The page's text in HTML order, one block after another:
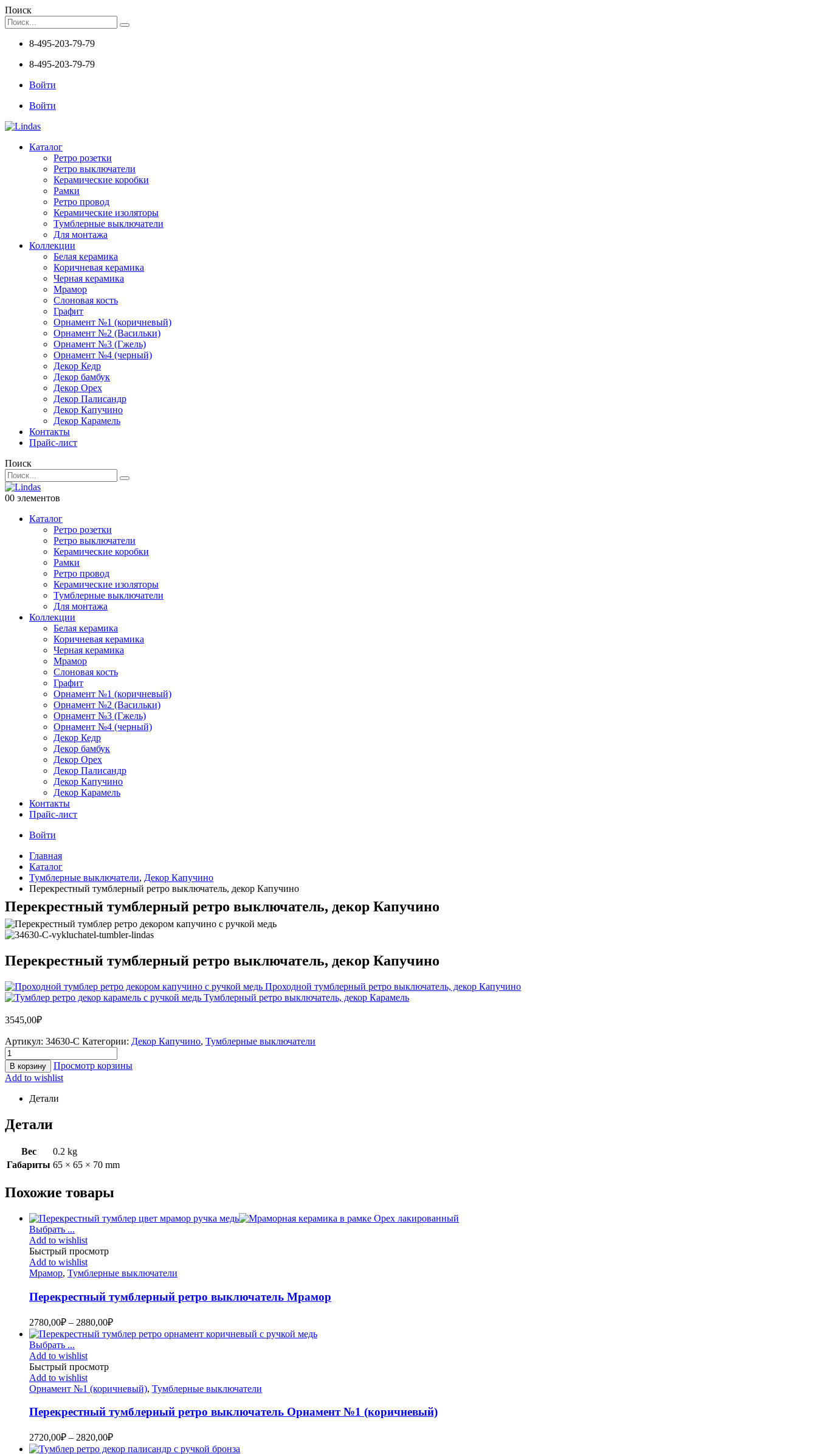
Поиск
8-495-203-79-79
8-495-203-79-79
Войти
Войти
Каталог
Ретро розетки
Ретро выключатели
Керамические коробки
Рамки
Ретро провод
Керамические изоляторы
Тумблерные выключатели
Для монтажа
Коллекции
Белая керамика
Коричневая керамика
Черная керамика
Мрамор
Слоновая кость
Графит
Орнамент №1 (коричневый)
Орнамент №2 (Васильки)
Орнамент №3 (Гжель)
Орнамент №4 (черный)
Декор Кедр
Декор бамбук
Декор Орех
Декор Палисандр
Декор Капучино
Декор Карамель
Контакты
Прайс-лист
Поиск
00 элементов
Каталог
Ретро розетки
Ретро выключатели
Керамические коробки
Рамки
Ретро провод
Керамические изоляторы
Тумблерные выключатели
Для монтажа
Коллекции
Белая керамика
Коричневая керамика
Черная керамика
Мрамор
Слоновая кость
Графит
Орнамент №1 (коричневый)
Орнамент №2 (Васильки)
Орнамент №3 (Гжель)
Орнамент №4 (черный)
Декор Кедр
Декор бамбук
Декор Орех
Декор Палисандр
Декор Капучино
Декор Карамель
Контакты
Прайс-лист
Войти
Главная
Каталог
Тумблерные выключатели, Декор Капучино
Перекрестный тумблерный ретро выключатель, декор Капучино
Перекрестный тумблерный ретро выключатель, декор Капучино
Перекрестный тумблерный ретро выключатель, декор Капучино
Проходной тумблерный ретро выключатель, декор Капучино
Тумблерный ретро выключатель, декор Карамель
3545,00₽
Артикул: 34630-C Категории: Декор Капучино, Тумблерные выключатели
В корзину
Просмотр корзины
Add to wishlist
Детали
Детали
Вес
0.2 kg
Габариты 65 × 65 × 70 mm
Похожие товары
Выбрать ...
Add to wishlist
Быстрый просмотр
Add to wishlist
Мрамор, Тумблерные выключатели
Перекрестный тумблерный ретро выключатель Мрамор
2780,00₽ – 2880,00₽
Выбрать ...
Add to wishlist
Быстрый просмотр
Add to wishlist
Орнамент №1 (коричневый), Тумблерные выключатели
Перекрестный тумблерный ретро выключатель Орнамент №1 (коричневый)
2720,00₽ – 2820,00₽